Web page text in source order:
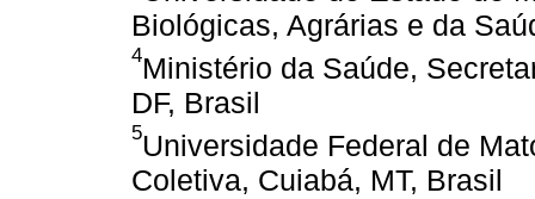
Biológicas, Agrárias e da
4Ministério da Saúde,
DF, Brasil
5Universidade Federal de
Coletiva, Cuiabá, MT, Brasil